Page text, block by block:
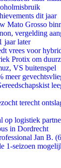
dit jaar
Mato Grosso
vergelding
jaar later
vrees voor
Protix om
VS buitenspel
meer
terecht
op logistiek
in Dordrecht
Jan B.
1-seizoen